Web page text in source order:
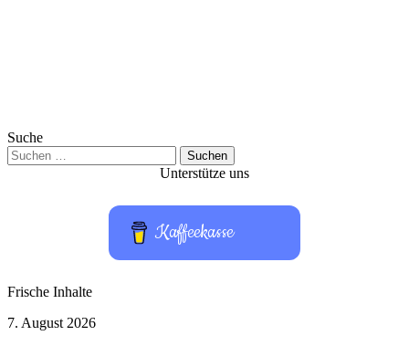
Suche
Suchen
nach:
Unterstütze uns
Kaffeekasse
Frische Inhalte
HBO
7. August 2026